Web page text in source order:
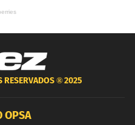
RESERVADOS ®2025
OPSA